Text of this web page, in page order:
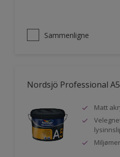
Sammenligne
Nordsjö Professional A5
Matt